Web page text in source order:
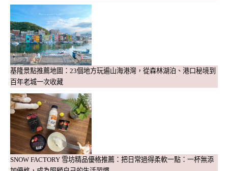
基隆景點推薦地圖：23個地方玩遍山海港灣，從森林湖泊、港口秘境到
百年老城一次收藏
SNOW FACTORY 雪坊精品優格推薦：把日常過得柔軟一點：一杯無添